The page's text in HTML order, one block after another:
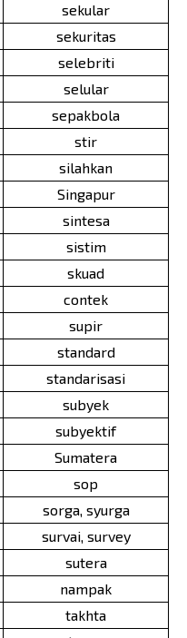
sekular
sekuritas
selebriti
selular
sepakbola
stir
silahkan
Singapur
sintesa
sistim
skuad
contek
supir
standard
standarisasi
subyek
subyektif
Sumatera
sop
sorga, syurga
survai, survey
sutera
nampak
takhta